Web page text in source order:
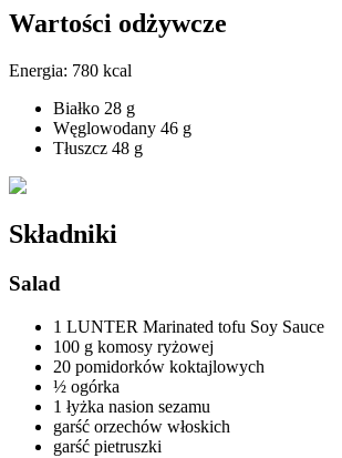
Wartości odżywcze
Energia: 780 kcal
Białko 28 g
Węglowodany 46 g
Tłuszcz 48 g
Składniki
Salad
1 LUNTER Marinated tofu Soy Sauce
100 g komosy ryżowej
20 pomidorków koktajlowych
½ ogórka
1 łyżka nasion sezamu
garść orzechów włoskich
garść pietruszki